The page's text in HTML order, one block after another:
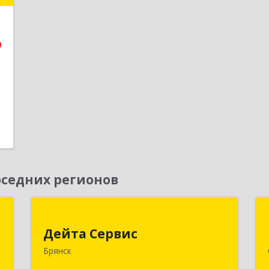
регионов
Дейта Сервис
Брянск
241035, Брянская обл, Брянск г,